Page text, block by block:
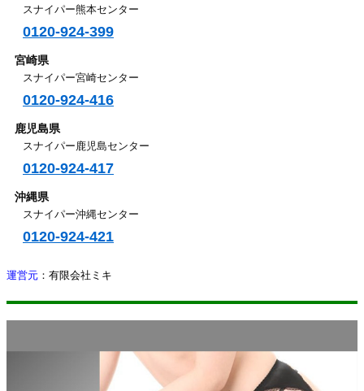
スナイパー熊本センター
0120-924-399
宮崎県
スナイパー宮崎センター
0120-924-416
鹿児島県
スナイパー鹿児島センター
0120-924-417
沖縄県
スナイパー沖縄センター
0120-924-421
運営元 ： 有限会社ミキ